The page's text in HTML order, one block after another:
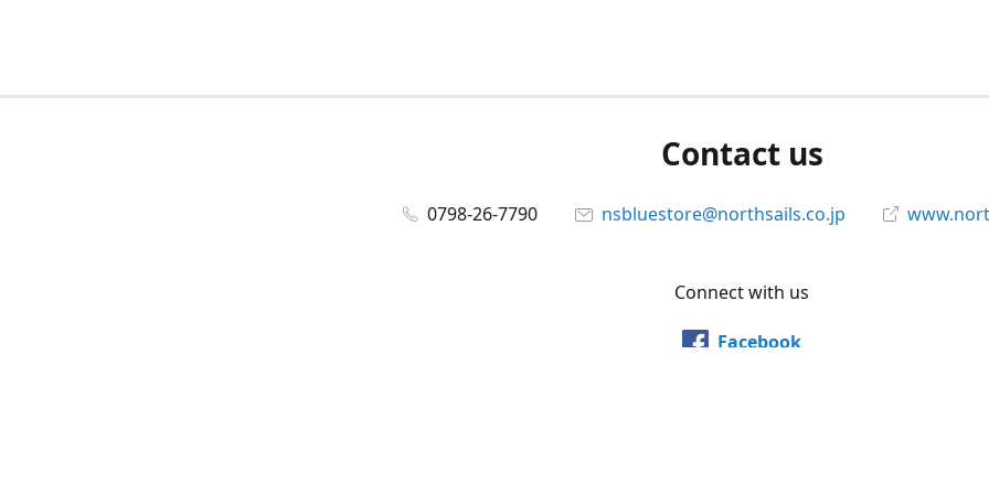
Contact us
0798-26-7790 nsbluestore@northsails.co.jp
Connect with us
Facebook